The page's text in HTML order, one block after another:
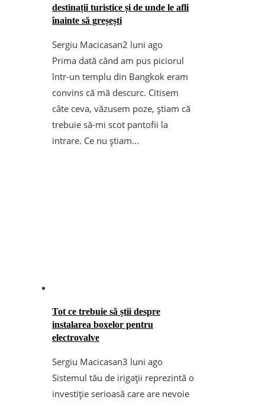
destinații turistice și de unde le afli
înainte să greșești
Sergiu Macicasan2 luni ago
Prima dată când am pus piciorul
într-un templu din Bangkok eram
convins că mă descurc. Citisem
câte ceva, văzusem poze, știam că
trebuie să-mi scot pantofii la
intrare. Ce nu știam...
Tot ce trebuie să știi despre
instalarea boxelor pentru
electrovalve
Sergiu Macicasan3 luni ago
Sistemul tău de irigații reprezintă o
investiție serioasă care are nevoie